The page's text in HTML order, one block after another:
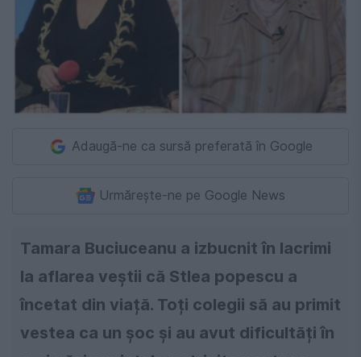
Adaugă-ne ca sursă preferată în Google
Urmărește-ne pe Google News
Tamara Buciuceanu a izbucnit în lacrimi
la aflarea veștii că Stlea popescu a
încetat din viață. Toți colegii să au primit
vestea ca un șoc și au avut dificultăți în